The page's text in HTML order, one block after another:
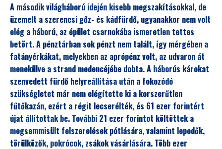
A második világháború idején kisebb megszakításokkal, de
üzemelt a szerencsi gőz- és kádfürdő, ugyanakkor nem volt
elég a háború, az épület csarnokába ismeretlen tettes
betört. A pénztárban sok pénzt nem talált, így mérgében a
fatányérkákat, melyekben az aprópénz volt, az udvaron át
menekülve a strand medencéjébe dobta. A háborús károkat
szenvedett fürdő helyreállítása után a fokozódó
szükségletet már nem elégítette ki a korszerűtlen
fűtőkazán, ezért a régit lecserélték, és 61 ezer forintért
újat állítottak be. További 21 ezer forintot költöttek a
megsemmisült felszerelések pótlására, valamint lepedők,
törülközők, pokrócok, zsákok vásárlására. Több ezer